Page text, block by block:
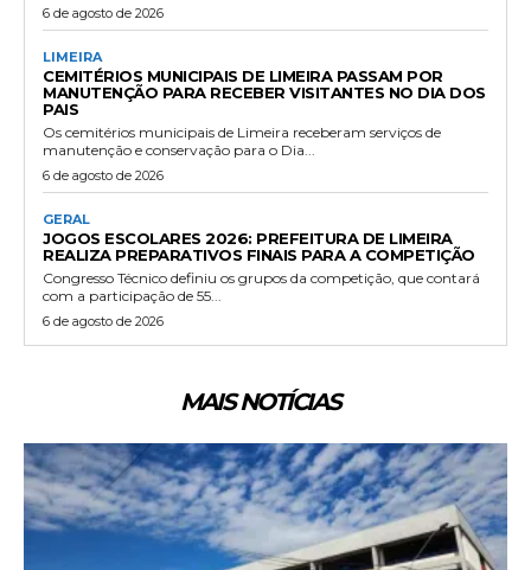
6 de agosto de 2026
LIMEIRA
CEMITÉRIOS MUNICIPAIS DE LIMEIRA PASSAM POR
MANUTENÇÃO PARA RECEBER VISITANTES NO DIA DOS
PAIS
Os cemitérios municipais de Limeira receberam serviços de
manutenção e conservação para o Dia...
6 de agosto de 2026
GERAL
JOGOS ESCOLARES 2026: PREFEITURA DE LIMEIRA
REALIZA PREPARATIVOS FINAIS PARA A COMPETIÇÃO
Congresso Técnico definiu os grupos da competição, que contará
com a participação de 55...
6 de agosto de 2026
MAIS NOTÍCIAS